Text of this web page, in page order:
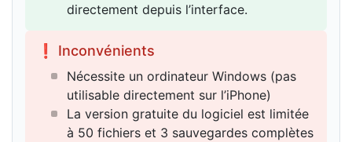
directement depuis l’interface.
❗ Inconvénients
Nécessite un ordinateur Windows (pas
utilisable directement sur l’iPhone)
La version gratuite du logiciel est limitée
à 50 fichiers et 3 sauvegardes complètes